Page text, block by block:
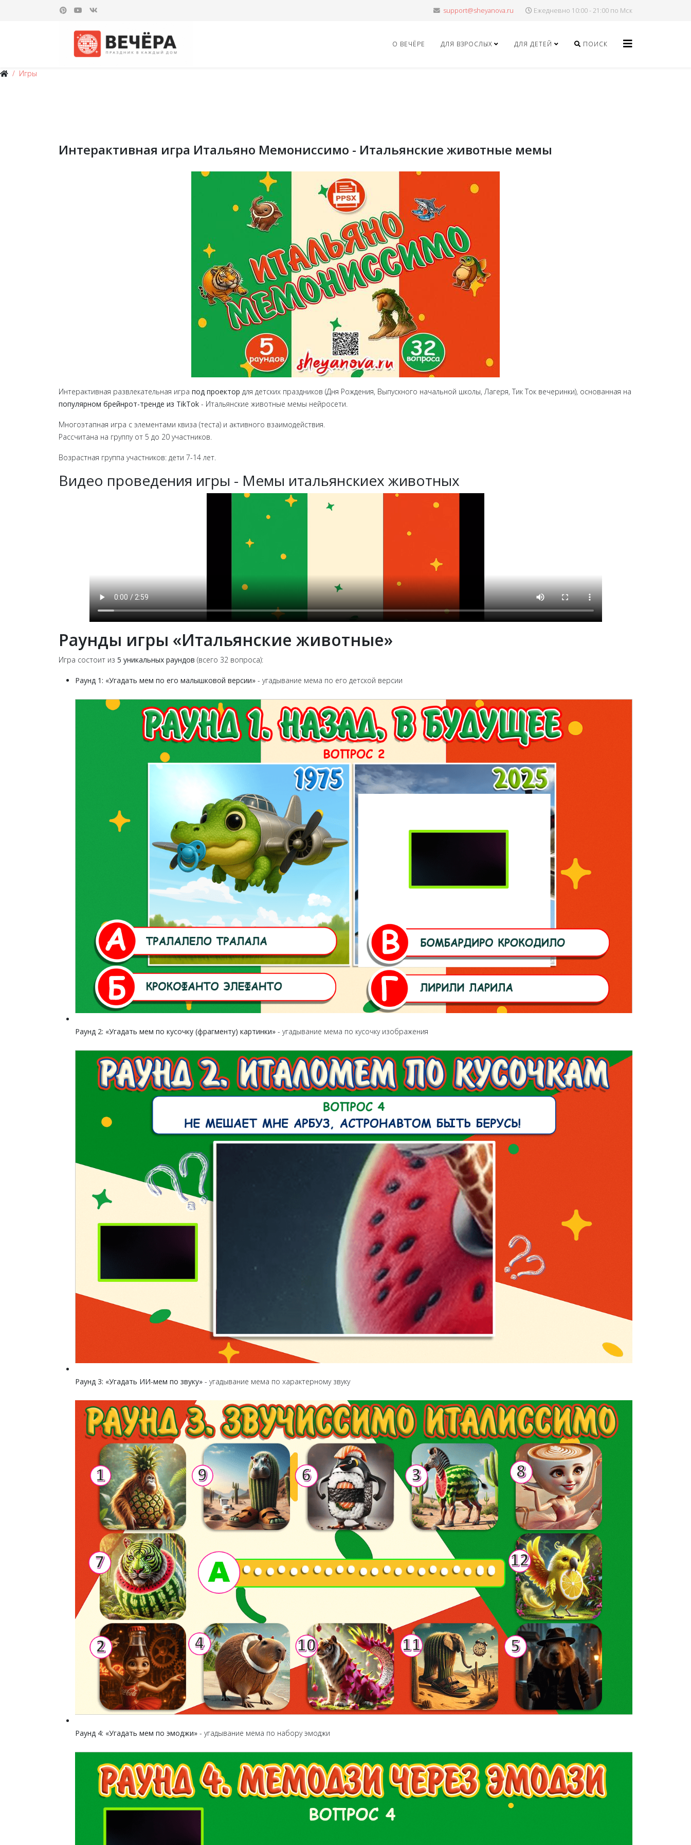
Ежедневно 10:00 - 21:00 по Мск
О ВЕЧЁРЕ ДЛЯ ВЗРОСЛЫХ ДЛЯ ДЕТЕЙ ПОИСК
Игры
Интерактивная игра Итальяно Мемониссимо - Итальянские животные мемы
Интерактивная развлекательная игра под проектор для детских праздников (Дня Рождения, Выпускного начальной школы, Лагеря, Тик Ток вечеринки), основанная на
популярном брейнрот-тренде из TikTok - Итальянские животные мемы нейросети.
Многоэтапная игра с элементами квиза (теста) и активного взаимодействия.
Рассчитана на группу от 5 до 20 участников.
Возрастная группа участников: дети 7-14 лет.
Видео проведения игры - Мемы итальянскиех животных
Раунды игры «Итальянские животные»
Игра состоит из 5 уникальных раундов (всего 32 вопроса):
Раунд 1: «Угадать мем по его малышковой версии» - угадывание мема по его детской версии
Раунд 2: «Угадать мем по кусочку (фрагменту) картинки» - угадывание мема по кусочку изображения
Раунд 3: «Угадать ИИ-мем по звуку» - угадывание мема по характерному звуку
Раунд 4: «Угадать мем по эмоджи» - угадывание мема по набору эмоджи